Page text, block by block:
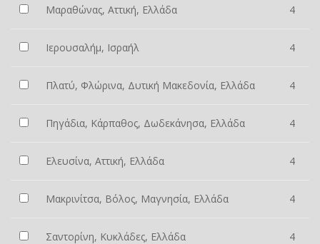
Μαραθώνας, Αττική, Ελλάδα 4
Ιερουσαλήμ, Ισραήλ 4
Πλατύ, Φλώρινα, Δυτική Μακεδονία, Ελλάδα 4
Πηγάδια, Κάρπαθος, Δωδεκάνησα, Ελλάδα 4
Ελευσίνα, Αττική, Ελλάδα 4
Μακρινίτσα, Βόλος, Μαγνησία, Ελλάδα 4
Σαντορίνη, Κυκλάδες, Ελλάδα 4